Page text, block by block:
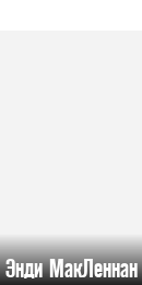
Энди МакЛеннан